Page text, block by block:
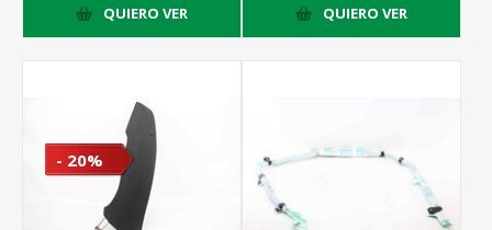
QUIERO VER QUIERO VER
- 20%